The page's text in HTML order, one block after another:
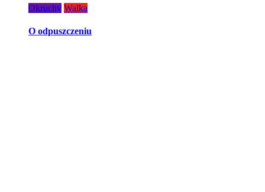
Okruchy Walka
O odpuszczeniu